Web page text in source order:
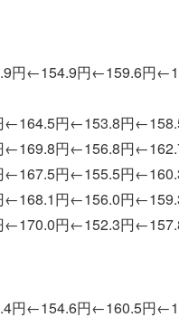
円←154.9円←159.6円
円←153.8円
円←156.8円
円←155.5円
円←156.0円
円←152.3円
円←154.6円←160.5円